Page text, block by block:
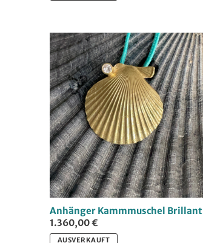
Anhänger Kammmuschel Brillant
1.360,00 €
AUSVERKAUFT